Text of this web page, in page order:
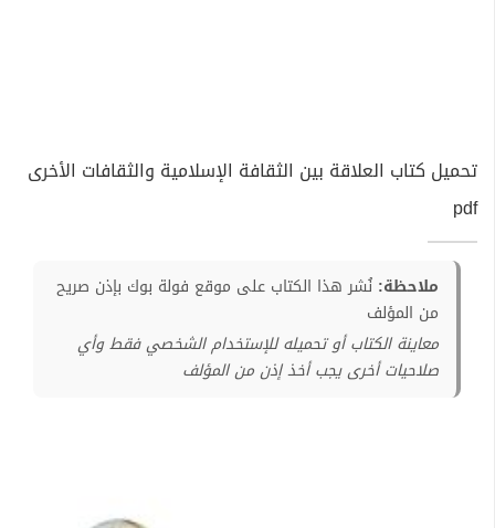
تحميل كتاب العلاقة بين الثقافة الإسلامية والثقافات الأخرى
pdf
ملاحظة: نُشر هذا الكتاب على موقع فولة بوك بإذن صريح
من المؤلف
معاينة الكتاب أو تحميله للإستخدام الشخصي فقط وأي
صلاحيات أخرى يجب أخذ إذن من المؤلف